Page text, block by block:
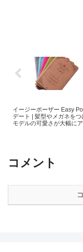
イージーポーザー Easy
デート | 髪型やメガネをつ
モデルの可愛さが大幅に
コメント